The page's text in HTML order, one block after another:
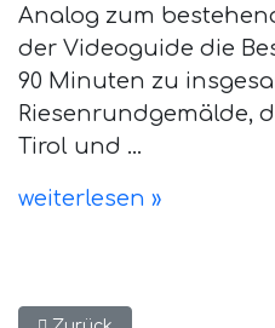
Analog zum
der Videoguide die
90 Minuten zu
Riesenrundgemälde,
Tirol und ...
weiterlesen »